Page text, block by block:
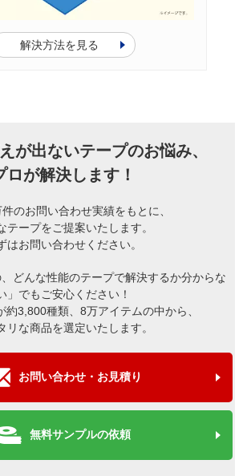
解決方法を見る
が出ないテープのお悩み、
ロが解決します！
のお問い合わせ実績をもとに、
テープをご提案いたします。
はお問い合わせください。
、どんな性能のテープで解決するか分からな
」でもご安心ください！
約3,800種類、8万アイテムの中から、
リな商品を選定いたします。
お問い合わせ・お見積り
無料サンプルの依頼